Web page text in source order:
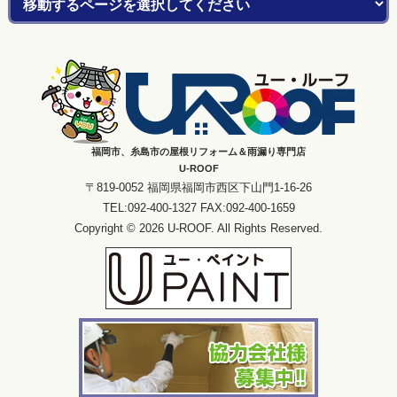
福岡市、糸島市の屋根リフォーム＆雨漏り専門店
U-ROOF
〒819-0052 福岡県福岡市西区下山門1-16-26
TEL:092-400-1327 FAX:092-400-1659
Copyright © 2026 U-ROOF. All Rights Reserved.